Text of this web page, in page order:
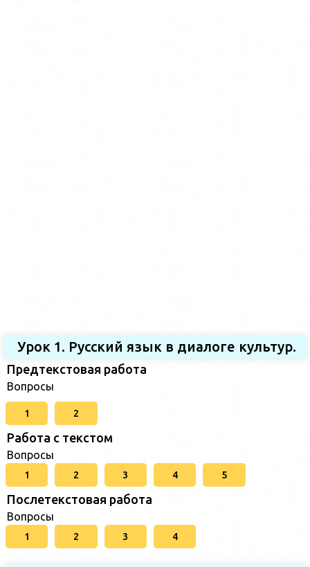
Урок 1. Русский язык в диалоге культур.
Предтекстовая работа
Вопросы
1 2
Работа с текстом
Вопросы
1 2 3 4 5
Послетекстовая работа
Вопросы
1 2 3 4